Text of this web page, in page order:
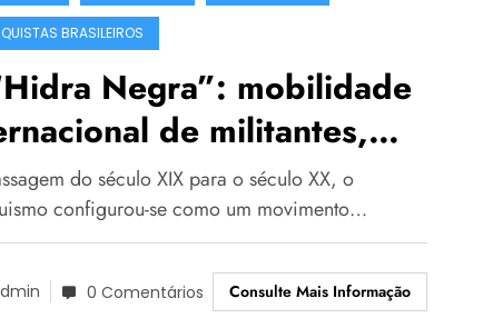
BRASILEIROS
Negra”: mobilidade
de militantes,
de comunicação e
de práticas no
anarquista em São
(1892-1914)
do século XIX para o século XX, o
configurou-se como um movimento…
0 Comentários Consulte Mais Informação